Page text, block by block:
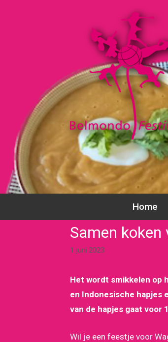
Home
Samen
1 juni 2023
Het wordt smikkelen op
en Indonesische hapjes
van de hapjes gaat voor
Wil je een feestje voor